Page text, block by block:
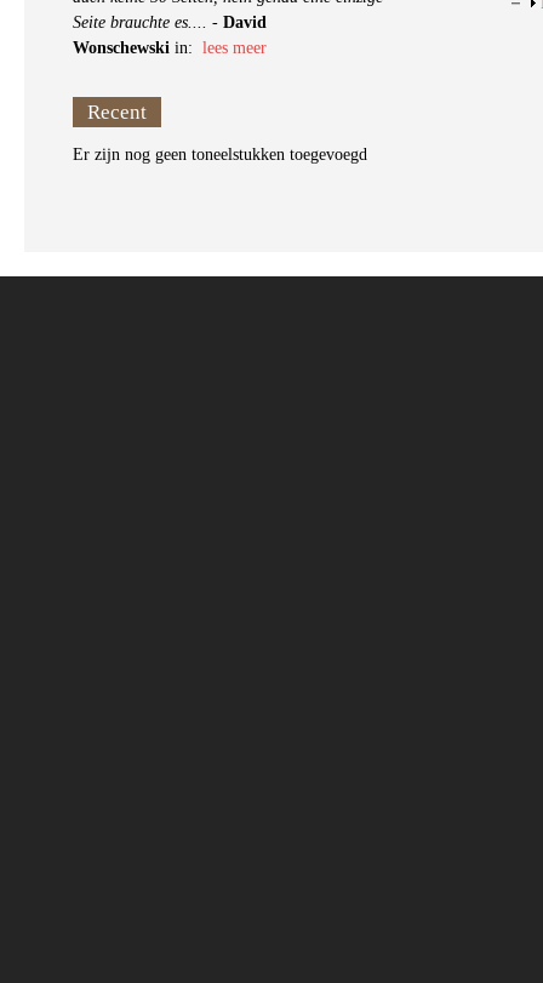
Seite brauchte es.... - David
Wonschewski in: lees meer
Recent
Er zijn nog geen toneelstukken toegevoegd